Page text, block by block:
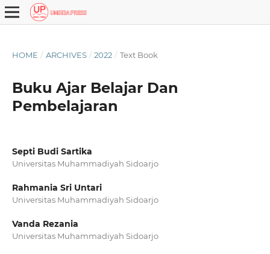
HOME / ARCHIVES / 2022 / Text Book
Buku Ajar Belajar Dan
Pembelajaran
Septi Budi Sartika
Universitas Muhammadiyah Sidoarjo
Rahmania Sri Untari
Universitas Muhammadiyah Sidoarjo
Vanda Rezania
Universitas Muhammadiyah Sidoarjo